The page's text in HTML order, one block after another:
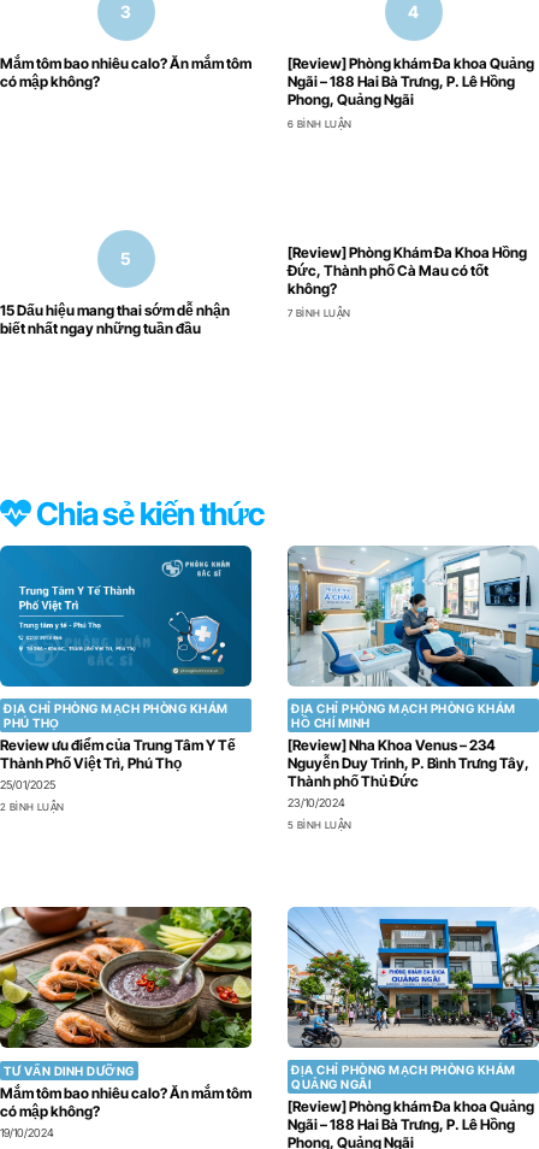
Mắm tôm bao nhiêu calo? Ăn mắm tôm
có mập không?
[Review] Phòng khám Đa khoa Quảng
Ngãi – 188 Hai Bà Trưng, P. Lê Hồng
Phong, Quảng Ngãi
6 BÌNH LUẬN
15 Dấu hiệu mang thai sớm dễ nhận
biết nhất ngay những tuần đầu
[Review] Phòng Khám Đa Khoa Hồng
Đức, Thành phố Cà Mau có tốt
không?
7 BÌNH LUẬN
Chia sẻ kiến thức
ĐỊA CHỈ PHÒNG MẠCH PHÒNG KHÁM
PHÚ THỌ
Review ưu điểm của Trung Tâm Y Tế
Thành Phố Việt Trì, Phú Thọ
25/01/2025
2 BÌNH LUẬN
ĐỊA CHỈ PHÒNG MẠCH PHÒNG KHÁM
HỒ CHÍ MINH
[Review] Nha Khoa Venus – 234
Nguyễn Duy Trinh, P. Bình Trưng Tây,
Thành phố Thủ Đức
23/10/2024
5 BÌNH LUẬN
TƯ VẤN DINH DƯỠNG
Mắm tôm bao nhiêu calo? Ăn mắm tôm
có mập không?
19/10/2024
ĐỊA CHỈ PHÒNG MẠCH PHÒNG KHÁM
QUẢNG NGÃI
[Review] Phòng khám Đa khoa Quảng
Ngãi – 188 Hai Bà Trưng, P. Lê Hồng
Phong, Quảng Ngãi